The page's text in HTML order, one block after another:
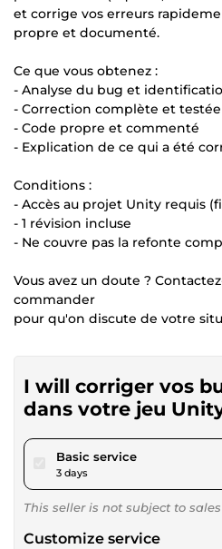
et corrige vos erreurs
propre et documenté.
Ce que vous obtenez :
- Analyse du bug et
- Correction complète et testée
- Code propre et commenté
- Explication de ce qui a été
Conditions :
- Accès au projet Unity requis
- 1 révision incluse
- Ne couvre pas la refonte
Vous avez un doute ?
commander
pour qu'on discute de votre
I will corriger vos
dans votre jeu
Basic servicepour $30.00
3 days
This seller is not subject to
Customize service